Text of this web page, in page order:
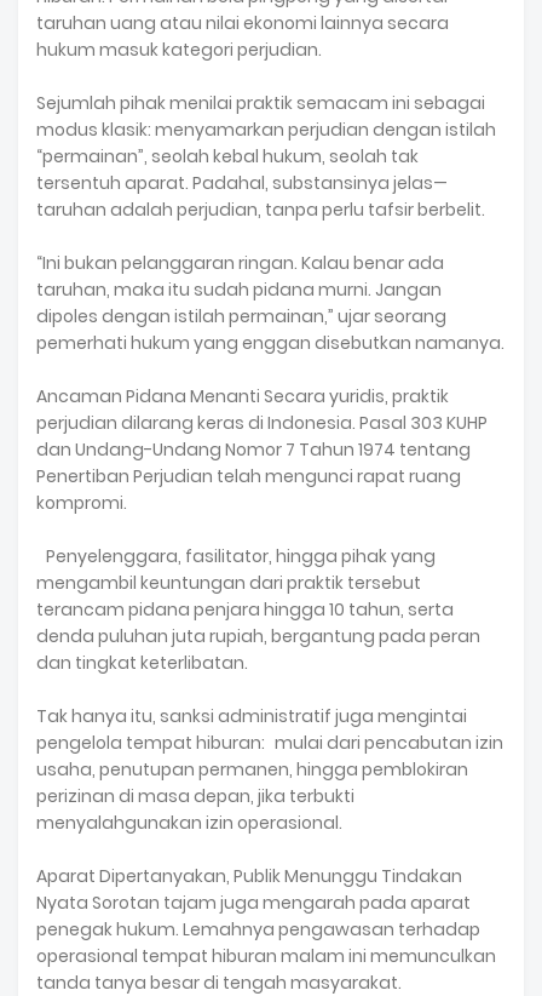
taruhan uang atau nilai ekonomi lainnya secara
hukum masuk kategori perjudian.
Sejumlah pihak menilai praktik semacam ini sebagai
modus klasik: menyamarkan perjudian dengan istilah
“permainan”, seolah kebal hukum, seolah tak
tersentuh aparat. Padahal, substansinya jelas—
taruhan adalah perjudian, tanpa perlu tafsir berbelit.
“Ini bukan pelanggaran ringan. Kalau benar ada
taruhan, maka itu sudah pidana murni. Jangan
dipoles dengan istilah permainan,” ujar seorang
pemerhati hukum yang enggan disebutkan namanya.
Ancaman Pidana Menanti Secara yuridis, praktik
perjudian dilarang keras di Indonesia. Pasal 303 KUHP
dan Undang-Undang Nomor 7 Tahun 1974 tentang
Penertiban Perjudian telah mengunci rapat ruang
kompromi.
Penyelenggara, fasilitator, hingga pihak yang
mengambil keuntungan dari praktik tersebut
terancam pidana penjara hingga 10 tahun, serta
denda puluhan juta rupiah, bergantung pada peran
dan tingkat keterlibatan.
Tak hanya itu, sanksi administratif juga mengintai
pengelola tempat hiburan: mulai dari pencabutan izin
usaha, penutupan permanen, hingga pemblokiran
perizinan di masa depan, jika terbukti
menyalahgunakan izin operasional.
Aparat Dipertanyakan, Publik Menunggu Tindakan
Nyata Sorotan tajam juga mengarah pada aparat
penegak hukum. Lemahnya pengawasan terhadap
operasional tempat hiburan malam ini memunculkan
tanda tanya besar di tengah masyarakat.